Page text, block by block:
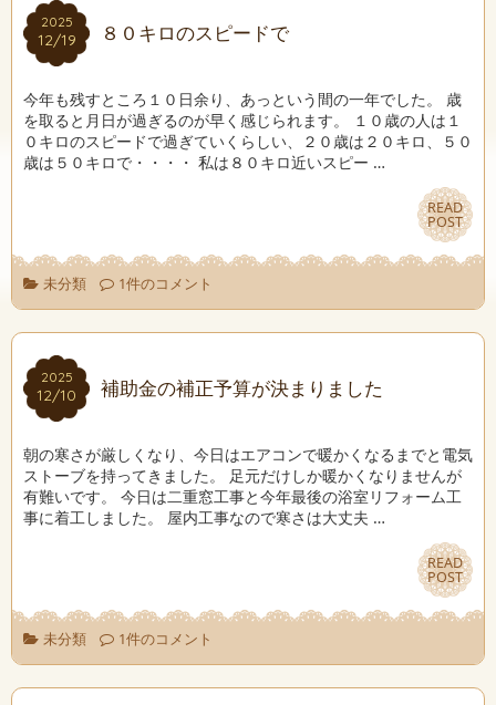
2025
12/19
2025
12/19 ８０キロのスピードで
今年も残すところ１０日余り、あっという間の一年でした。 歳
を取ると月日が過ぎるのが早く感じられます。 １０歳の人は１
０キロのスピードで過ぎていくらしい、２０歳は２０キロ、５０
歳は５０キロで・・・・ 私は８０キロ近いスピー …
READ
POST
READ
POST
未分類 1件のコメント
2025
12/10
2025
12/10 補助金の補正予算が決まりました
朝の寒さが厳しくなり、今日はエアコンで暖かくなるまでと電気
ストーブを持ってきました。 足元だけしか暖かくなりませんが
有難いです。 今日は二重窓工事と今年最後の浴室リフォーム工
事に着工しました。 屋内工事なので寒さは大丈夫 …
READ
POST
READ
POST
未分類 1件のコメント